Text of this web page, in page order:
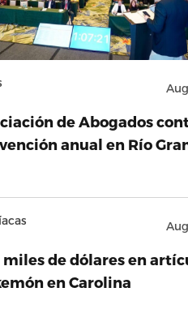
de Abogados
anual en Río
miles de dólares en
en Carolina